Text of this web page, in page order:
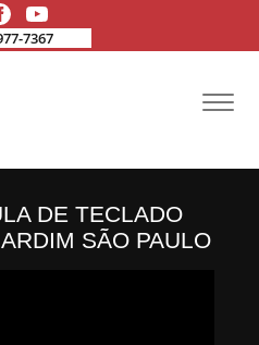
7367
DE TECLADO
SÃO PAULO